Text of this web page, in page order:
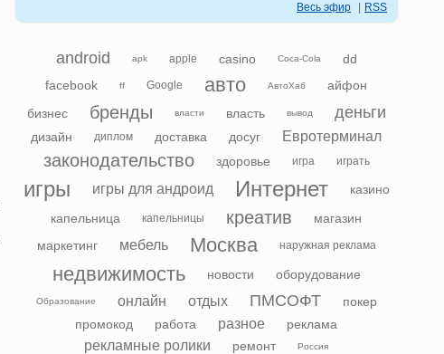
Весь эфир RSS
android apk apple casino Coca-Cola
dd
facebook
ff Google авто АвтоХаб
айфон
бизнес
бренды власти власть вывод деньги
дизайн диплом доставка досуг Евротерминал
законодательство здоровье игра играть
игры игры для андроид Интернет
казино
капельница
капельницы креатив
магазин
маркетинг
мебель Москва наружная реклама
недвижимость новости оборудование
Образование онлайн отдых ПМСОФТ
покер
промокод
работа разное реклама
рекламные ролики ремонт Россия